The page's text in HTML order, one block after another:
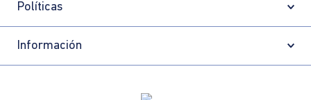
Políticas
Información